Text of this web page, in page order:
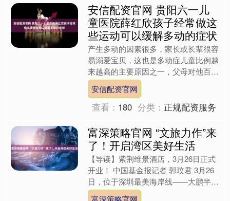
童医院薛红欣孩子经常做这
些运动可以缓解多动的症状
产生多动的因素很多，家长或长辈很容
易溺爱宝贝，这也是多动症儿童比例越
来越高的主要原因之一，父母对他百依
百顺，却忽视了培养他形成好的生活习
惯，造成了宝贝随心所欲、....
安信配资官网
查看：180 分类：
了！开启湾区美好生活
【导读】紫荆维景酒店，3月26日正式
开业！ 中国基金报记者 郭玟君 3月26
日，位于深圳最美海岸线——大鹏半岛
的 紫荆维景酒店正式向公众开放！据
悉，该酒店是两大....
富深策略官网